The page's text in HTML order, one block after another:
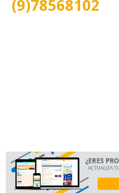
(9)78568102